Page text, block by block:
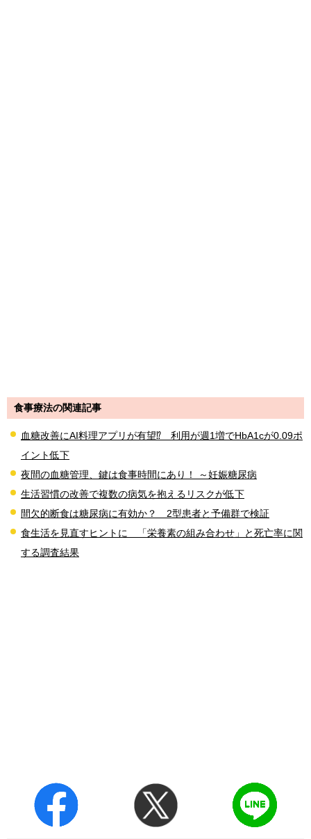
食事療法の関連記事
血糖改善にAI料理アプリが有望⁉ 利用が週1増でHbA1cが0.09ポ
イント低下
夜間の血糖管理、鍵は食事時間にあり！ ～妊娠糖尿病
生活習慣の改善で複数の病気を抱えるリスクが低下
間欠的断食は糖尿病に有効か？ 2型患者と予備群で検証
食生活を見直すヒントに 「栄養素の組み合わせ」と死亡率に関
する調査結果